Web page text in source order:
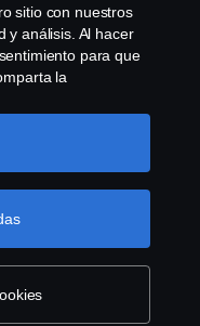
Scania
Tel:
sitio con nuestros
y análisis. Al hacer
para que
la
y
aceptar. Para